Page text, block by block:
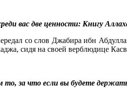
вас две ценности: Книгу
со слов Джабира ибн
сидя на своей верблюдице
за что если вы будете